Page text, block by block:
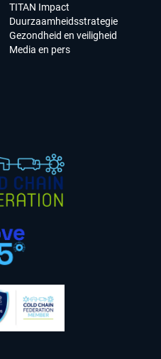
TITAN Impact
Duurzaamheidsstrategie
Gezondheid en veiligheid
Media en pers